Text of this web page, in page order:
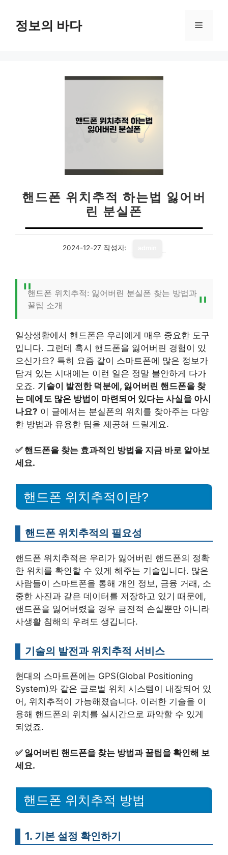
정보의 바다 메
핸드폰 위치추적 하는법 잃어버
린 분실폰
2024-12-27 작성자:
핸드폰 위치추적: 잃어버린 분실폰 찾는 방법과
꿀팁 소개
일상생활에서 핸드폰은 우리에게 매우 중요한 도구
입니다. 그런데 혹시 핸드폰을 잃어버린 경험이 있
으신가요? 특히 요즘 같이 스마트폰에 많은 정보가
담겨 있는 시대에는 이런 일은 정말 불안하게 다가
오죠. 기술이 발전한 덕분에, 잃어버린 핸드폰을 찾
는 데에도 많은 방법이 마련되어 있다는 사실을 아시
나요? 이 글에서는 분실폰의 위치를 찾아주는 다양
한 방법과 유용한 팁을 제공해 드릴게요.
✅ 핸드폰을 찾는 효과적인 방법을 지금 바로 알아보
세요.
핸드폰 위치추적이란?
핸드폰 위치추적의 필요성
핸드폰 위치추적은 우리가 잃어버린 핸드폰의 정확
한 위치를 확인할 수 있게 해주는 기술입니다. 많은
사람들이 스마트폰을 통해 개인 정보, 금융 거래, 소
중한 사진과 같은 데이터를 저장하고 있기 때문에,
핸드폰을 잃어버렸을 경우 금전적 손실뿐만 아니라
사생활 침해의 우려도 생깁니다.
기술의 발전과 위치추적 서비스
현대의 스마트폰에는 GPS(Global Positioning
System)와 같은 글로벌 위치 시스템이 내장되어 있
어, 위치추적이 가능해졌습니다. 이러한 기술을 이
용해 핸드폰의 위치를 실시간으로 파악할 수 있게
되었죠.
✅ 잃어버린 핸드폰을 찾는 방법과 꿀팁을 확인해 보
세요.
핸드폰 위치추적 방법
1. 기본 설정 확인하기